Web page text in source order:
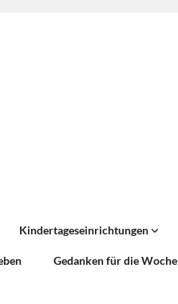
Kindertageseinrichtungen
Gedanken für die Woche